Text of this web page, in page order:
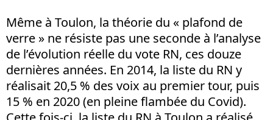
Même à Toulon, la théorie du « plafond de
verre » ne résiste pas une seconde à l’analyse
de l’évolution réelle du vote RN, ces douze
dernières années. En 2014, la liste du RN y
réalisait 20,5 % des voix au premier tour, puis
15 % en 2020 (en pleine flambée du Covid).